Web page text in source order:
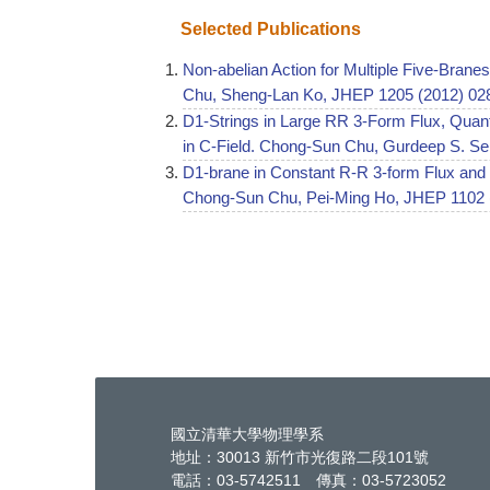
Selected Publications
Non-abelian Action for Multiple Five-
Chu, Sheng-Lan Ko, JHEP 1205 (2012)
D1-Strings in Large RR 3-Form Flux,
in C-Field. Chong-Sun Chu, Gurdeep S.
D1-brane in Constant R-R 3-form Flux
Chong-Sun Chu, Pei-Ming Ho, JHEP 1102
國立清華大學物理學系
地址：30013 新竹市光復路二段101號
電話：03-5742511 傳真：03-5723052